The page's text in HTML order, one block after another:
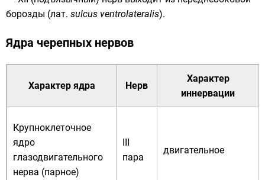
борозды (лат. sulcus ventrolateralis).
Ядра черепных нервов
Характер ядра Нерв
Характер
иннервации
Крупноклеточное
ядро
глазодвигательного
нерва (парное)
III
пара
двигательное